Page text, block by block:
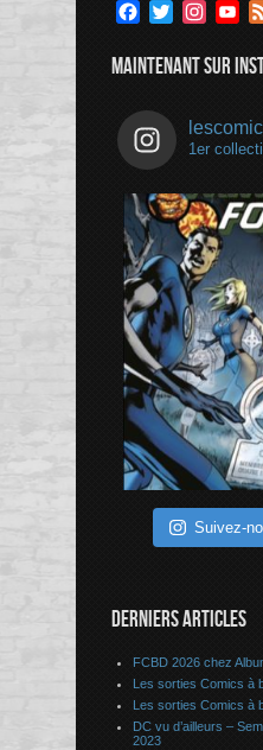
Facebook
Twitter
MAINTENANT SUR
1er
Suivez-
DERNIERS ARTICLES
FCBD 2026 chez
Les sorties Comics à
Les sorties Comics à
DC vu d’ailleurs –
2023